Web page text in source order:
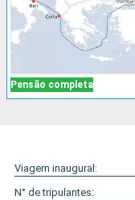
Pensão completa
Viagem inaugural:
N° de tripulantes: